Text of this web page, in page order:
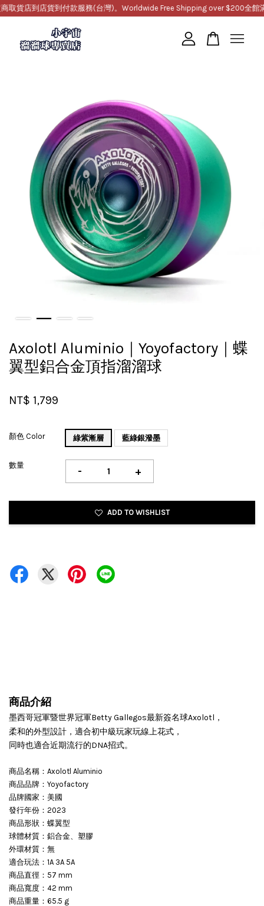
取貨店到店貨到付款服務(台灣)。Worldwide Free Shipping over $200全館
Axolotl Aluminio｜Yoyofactory｜蝶
翼型鋁合金頂指溜溜球
NT$ 1,799
顏色 Color 綠紫漸層 藍綠銀潑墨
數量 - +
ADD TO WISHLIST
商品介紹
墨西哥冠軍暨世界冠軍Betty Gallegos最新簽名球Axolotl，
柔和的外型設計， 適合初中級玩家玩線上花式，
同時也適合近期流行的DNA招式。
商品名稱：Axolotl Aluminio
商品品牌：Yoyofactory
品牌國家：美國
發行年份：2023
商品形狀：蝶翼型
球體材質：鋁合金、塑膠
外環材質：無
適合玩法：1A 3A 5A
商品直徑：57 mm
商品寬度：42 mm
商品重量：65.5 g